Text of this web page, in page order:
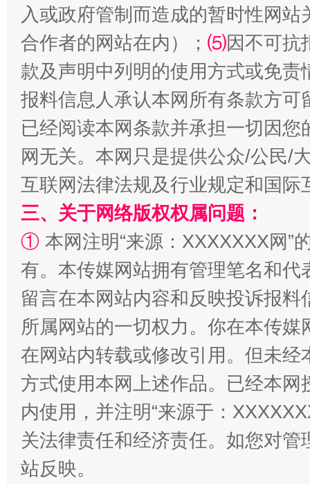
揭批美国五大"原罪" "炒
解纷+调解+退费，一次搞定
站台名比不上好声名
入或政府管制而造成的暂时性网
合作者的网站在内）； ⑸因不可抗
款及声明中列明的使用方式或免责
报料信息人承认本网所有条款方
已经阅读本网条款并承担一切因
网无关。本网只是提供公众/公民/
互联网法律法规及行业规定和国
三、关于网络版权权属问题：
① 本网注明“来源：XXXXXXX网”
有。本传媒网站拥有管理笔名和
留言在本网站内容和反映投诉报
所属网站的一切权力。你在本传
在网站内转载或修改引用。但未
方式使用本网上述作品。已经本
内使用，并注明“来源于：
关法律责任和经济责任。如您对
站反映。